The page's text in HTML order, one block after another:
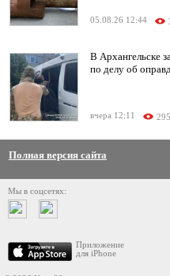
05.08.26 12:44
В Архангельске
по делу об
вчера 12:11 295
Полная версия сайта
Мы в соцсетях:
Приложение
для iPhone